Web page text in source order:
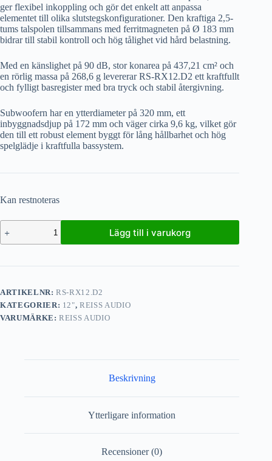
ger flexibel inkoppling och gör det enkelt att anpassa
elementet till olika slutstegskonfigurationer. Den kraftiga 2,5-
tums talspolen tillsammans med ferritmagneten på Ø 183 mm
bidrar till stabil kontroll och hög tålighet vid hård belastning.
Med en känslighet på 90 dB, stor konarea på 437,21 cm² och
en rörlig massa på 268,6 g levererar RS-RX12.D2 ett kraftfullt
och fylligt basregister med bra tryck och stabil återgivning.
Subwoofern har en ytterdiameter på 320 mm, ett
inbyggnadsdjup på 172 mm och väger cirka 9,6 kg, vilket gör
den till ett robust element byggt för lång hållbarhet och hög
spelglädje i kraftfulla bassystem.
Kan restnoteras
Lägg till i varukorg
ARTIKELNR:RS-RX12.D2
KATEGORIER: 12",REISS AUDIO
VARUMÄRKE:REISS AUDIO
Beskrivning
Ytterligare information
Recensioner (0)